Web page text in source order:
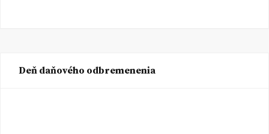
Deň daňového odbremenenia